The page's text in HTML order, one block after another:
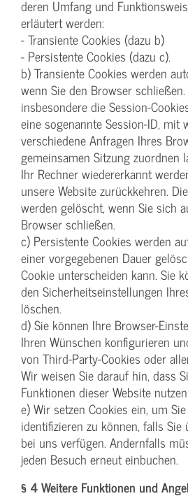
deren Umfang und
erläutert werden:
- Transiente Cookies (dazu b)
- Persistente Cookies (dazu c).
b) Transiente Cookies werden
wenn Sie den Browser
insbesondere die Session-
eine sogenannte Session-ID, mit
verschiedene Anfragen Ihres
gemeinsamen Sitzung zuordnen
Ihr Rechner wiedererkannt
unsere Website zurückkehren.
werden gelöscht, wenn Sie sich
Browser schließen.
c) Persistente Cookies werden
einer vorgegebenen Dauer
Cookie unterscheiden kann. Sie
den Sicherheitseinstellungen
löschen.
d) Sie können Ihre Browser-
Ihren Wünschen konfigurieren
von Third-Party-Cookies oder
Wir weisen Sie darauf hin, dass
Funktionen dieser Website
e) Wir setzen Cookies ein, um
identifizieren zu können, falls
bei uns verfügen. Andernfalls
jeden Besuch erneut einbuchen.
§ 4 Weitere Funktionen und